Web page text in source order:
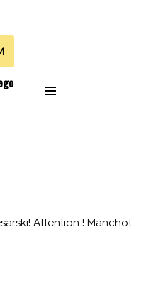
Attention ! Manchot